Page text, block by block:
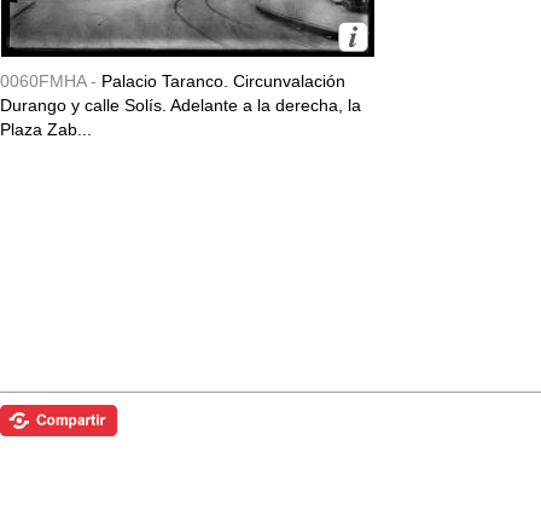
0060FMHA - Palacio Taranco. Circunvalación
Durango y calle Solís. Adelante a la derecha, la
Plaza Zab...